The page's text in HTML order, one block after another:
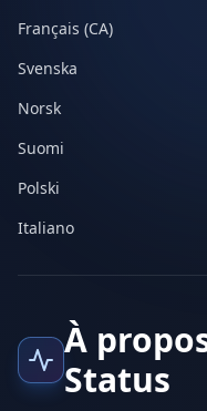
Français (CA)
Svenska
Norsk
Suomi
Polski
Italiano
À
Status